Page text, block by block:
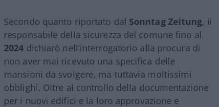
Secondo quanto riportato dal Sonntag Zeitung, il
responsabile della sicurezza del comune fino al
2024 dichiarò nell’interrogatorio alla procura di
non aver mai ricevuto una specifica delle
mansioni da svolgere, ma tuttavia moltissimi
obblighi. Oltre al controllo della documentazione
per i nuovi edifici e la loro approvazione e